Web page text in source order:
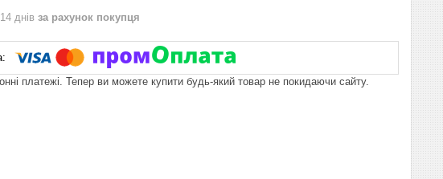
днів за рахунок покупця
платежі. Тепер ви можете купити будь-який товар не покидаючи сайту.